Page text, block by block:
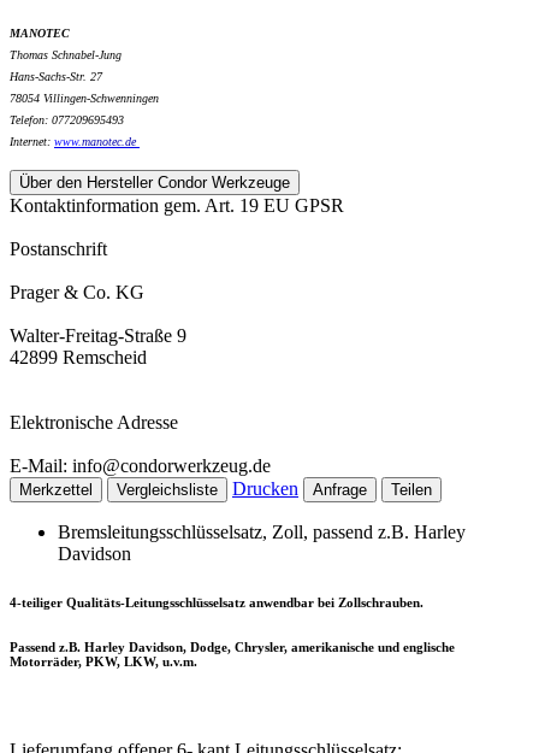
MANOTEC
Thomas Schnabel-Jung
Hans-Sachs-Str. 27
78054 Villingen-Schwenningen
Telefon: 077209695493
Internet: www.manotec.de
Über den Hersteller Condor Werkzeuge
Kontaktinformation gem. Art. 19 EU GPSR
Postanschrift
Prager & Co. KG
Walter-Freitag-Straße 9
42899 Remscheid
Elektronische Adresse
E-Mail: info@condorwerkzeug.de
Merkzettel Vergleichsliste Drucken Anfrage Teilen
Bremsleitungsschlüsselsatz, Zoll, passend z.B. Harley
Davidson
4-teiliger Qualitäts-Leitungsschlüsselsatz anwendbar bei Zollschrauben.
Passend z.B. Harley Davidson, Dodge, Chrysler, amerikanische und englische
Motorräder, PKW, LKW, u.v.m.